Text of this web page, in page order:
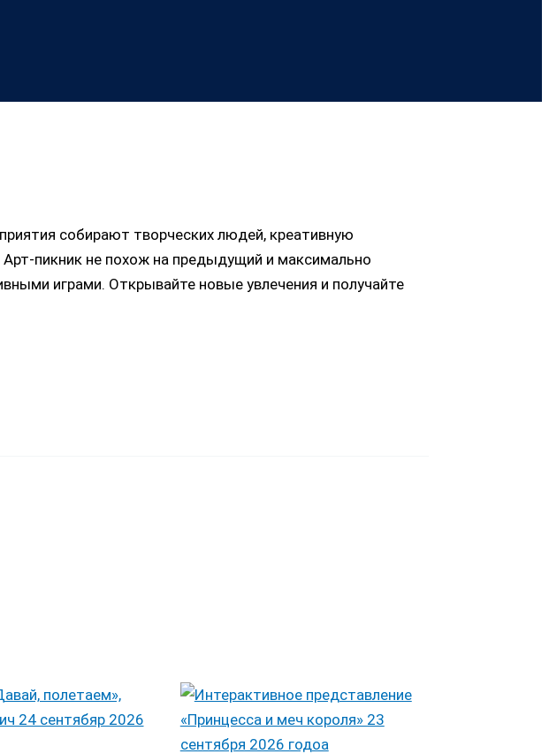
собирают творческих людей, креативную
пикник не похож на предыдущий и максимально
играми. Открывайте новые увлечения и получайте